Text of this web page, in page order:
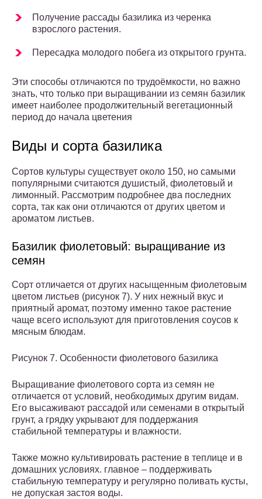
Получение рассады базилика из черенка
взрослого растения.
Пересадка молодого побега из открытого грунта.
Эти способы отличаются по трудоёмкости, но важно
знать, что только при выращивании из семян базилик
имеет наиболее продолжительный вегетационный
период до начала цветения
Виды и сорта базилика
Сортов культуры существует около 150, но самыми
популярными считаются душистый, фиолетовый и
лимонный. Рассмотрим подробнее два последних
сорта, так как они отличаются от других цветом и
ароматом листьев.
Базилик фиолетовый: выращивание из
семян
Сорт отличается от других насыщенным фиолетовым
цветом листьев (рисунок 7). У них нежный вкус и
приятный аромат, поэтому именно такое растение
чаще всего используют для приготовления соусов к
мясным блюдам.
Рисунок 7. Особенности фиолетового базилика
Выращивание фиолетового сорта из семян не
отличается от условий, необходимых другим видам.
Его высаживают рассадой или семенами в открытый
грунт, а грядку укрывают для поддержания
стабильной температуры и влажности.
Также можно культивировать растение в теплице и в
домашних условиях. главное – поддерживать
стабильную температуру и регулярно поливать кусты,
не допуская застоя воды.